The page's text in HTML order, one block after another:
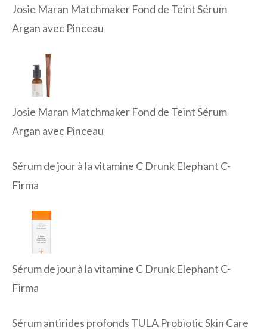
Josie Maran Matchmaker Fond de Teint Sérum
Argan avec Pinceau
Josie Maran Matchmaker Fond de Teint Sérum
Argan avec Pinceau
Sérum de jour à la vitamine C Drunk Elephant C-
Firma
Sérum de jour à la vitamine C Drunk Elephant C-
Firma
Sérum antirides profonds TULA Probiotic Skin Care